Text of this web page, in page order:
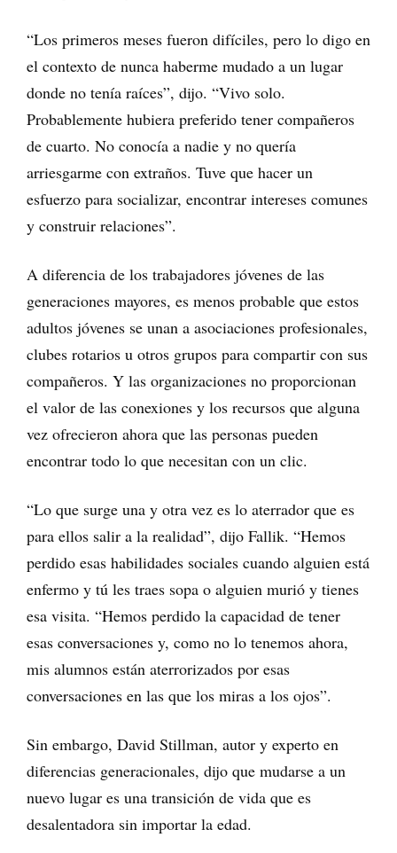
“Los primeros meses fueron difíciles, pero lo digo en
el contexto de nunca haberme mudado a un lugar
donde no tenía raíces”, dijo. “Vivo solo.
Probablemente hubiera preferido tener compañeros
de cuarto. No conocía a nadie y no quería
arriesgarme con extraños. Tuve que hacer un
esfuerzo para socializar, encontrar intereses comunes
y construir relaciones”.
A diferencia de los trabajadores jóvenes de las
generaciones mayores, es menos probable que estos
adultos jóvenes se unan a asociaciones profesionales,
clubes rotarios u otros grupos para compartir con sus
compañeros. Y las organizaciones no proporcionan
el valor de las conexiones y los recursos que alguna
vez ofrecieron ahora que las personas pueden
encontrar todo lo que necesitan con un clic.
“Lo que surge una y otra vez es lo aterrador que es
para ellos salir a la realidad”, dijo Fallik. “Hemos
perdido esas habilidades sociales cuando alguien está
enfermo y tú les traes sopa o alguien murió y tienes
esa visita. “Hemos perdido la capacidad de tener
esas conversaciones y, como no lo tenemos ahora,
mis alumnos están aterrorizados por esas
conversaciones en las que los miras a los ojos”.
Sin embargo, David Stillman, autor y experto en
diferencias generacionales, dijo que mudarse a un
nuevo lugar es una transición de vida que es
desalentadora sin importar la edad.